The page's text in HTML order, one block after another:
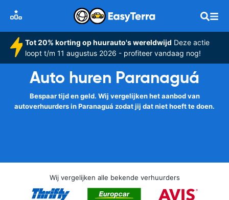
Tot 20% korting op huurauto's wereldwijd Deze actie
loopt t/m 11 augustus 2026 - profiteer vandaag nog!
Auto huren Paranaguá
Bespaar tijd en geld. Wij vergelijken het aanbod van
autoverhuurders in Paranaguá zodat jij dat niet hoeft te doen.
Wij vergelijken alle bekende verhuurders